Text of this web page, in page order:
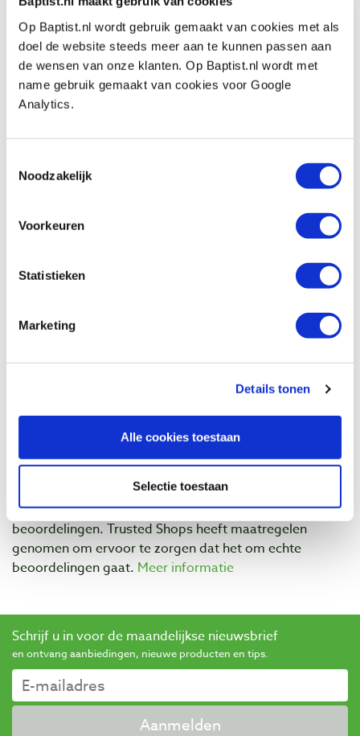
Op Baptist.nl wordt gebruik gemaakt van cookies met als
doel de website steeds meer aan te kunnen passen aan
de wensen van onze klanten. Op Baptist.nl wordt met
name gebruik gemaakt van cookies voor Google
Analytics.
Noodzakelijk
Voorkeuren
Statistieken
Marketing
Details tonen
Alle cookies toestaan
Selectie toestaan
Veritas combinatie sponningschaaf
Baptist maakt gebruik van Trusted Shops als een
onafhankelijke dienstverlener voor het verkrijgen van
beoordelingen. Trusted Shops heeft maatregelen
genomen om ervoor te zorgen dat het om echte
beoordelingen gaat. Meer informatie
Schrijf u in voor de maandelijkse nieuwsbrief
en ontvang aanbiedingen, nieuwe producten en tips.
Aanmelden